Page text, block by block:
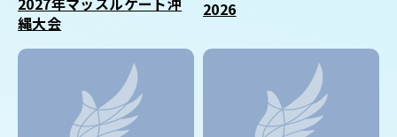
縄大会
2026